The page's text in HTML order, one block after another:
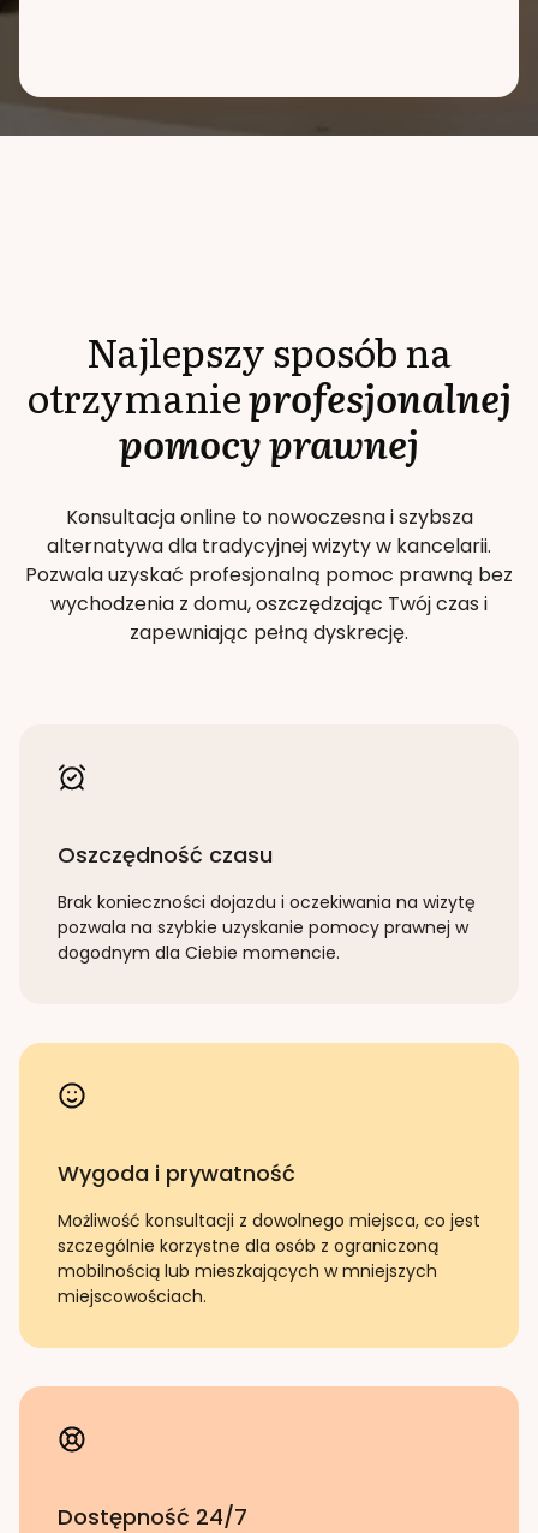
Najlepszy sposób na
otrzymanieprofesjonalnej
pomocy prawnej
Konsultacja online to nowoczesna i szybsza
alternatywa dla tradycyjnej wizyty w kancelarii.
Pozwala uzyskać profesjonalną pomoc prawną bez
wychodzenia z domu, oszczędzając Twój czas i
zapewniając pełną dyskrecję.
Oszczędność czasu
Brak konieczności dojazdu i oczekiwania na wizytę
pozwala na szybkie uzyskanie pomocy prawnej w
dogodnym dla Ciebie momencie.
Wygoda i prywatność
Możliwość konsultacji z dowolnego miejsca, co jest
szczególnie korzystne dla osób z ograniczoną
mobilnością lub mieszkających w mniejszych
miejscowościach.
Dostępność 24/7